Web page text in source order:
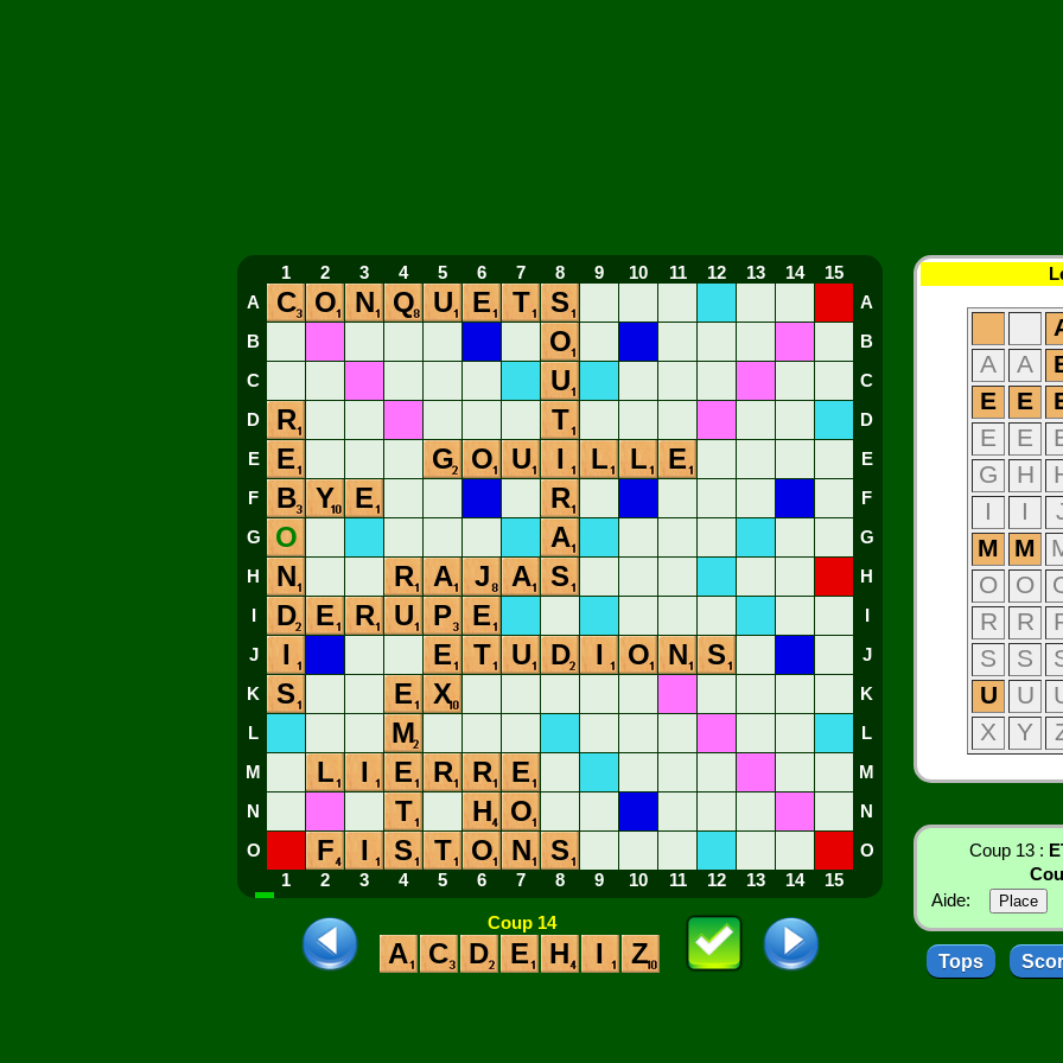
1 2 3 4 5 6 7 8 9 10 11 12 13 14
15
A
C O N Q U E T S A
B O B
C U C
D R T D
E E G O U I L L E E
F B Y E R F
G O A G
H N R A J A S H
D E R U P E
J I E T U D I O N S J
K S E X K
L M L
M L I E R R E M
N T H O N
O F I S T O N S
O
1
2 3 4 5 6 7 8 9 10 11 12 13 14 15
Coup 14
A C D E H I Z
A
A
E
E
E
E
G
H
I
I
M
M
O
O
R
R
S
S
U
U
X
Y
Coup 13 :
Aide:
Tops